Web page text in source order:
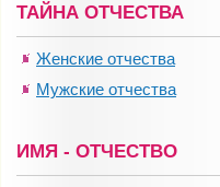
ТАЙНА ОТЧЕСТВА
Женские отчества
Мужские отчества
ИМЯ - ОТЧЕСТВО